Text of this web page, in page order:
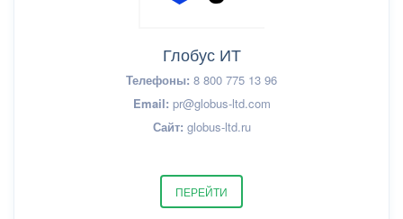
Глобус ИТ
Телефоны: 8 800 775 13 96
Email: pr@globus-ltd.com
Сайт: globus-ltd.ru
ПЕРЕЙТИ